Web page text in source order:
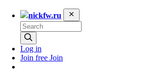
nickfw.ru
Log in
Join free Join